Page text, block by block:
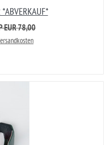
EUR 78,00